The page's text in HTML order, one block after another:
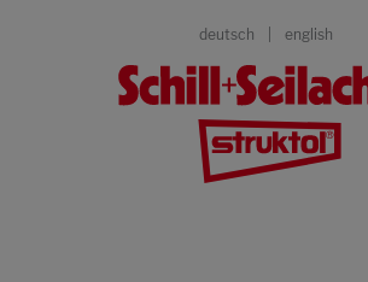
deutsch english